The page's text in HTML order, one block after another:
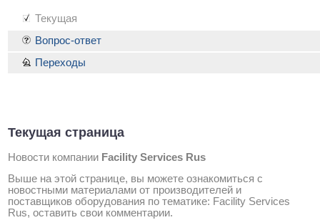
Текущая
Текущая страница
Новости компании Facility Services Rus
Выше на этой странице, вы можете ознакомиться с
новостными материалами от производителей и
поставщиков оборудования по тематике: Facility Services
Rus, оставить свои комментарии.
Вопрос-ответ
Переходы